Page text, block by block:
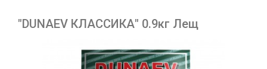
"DUNAEV КЛАССИКА" 0.9кг Лещ